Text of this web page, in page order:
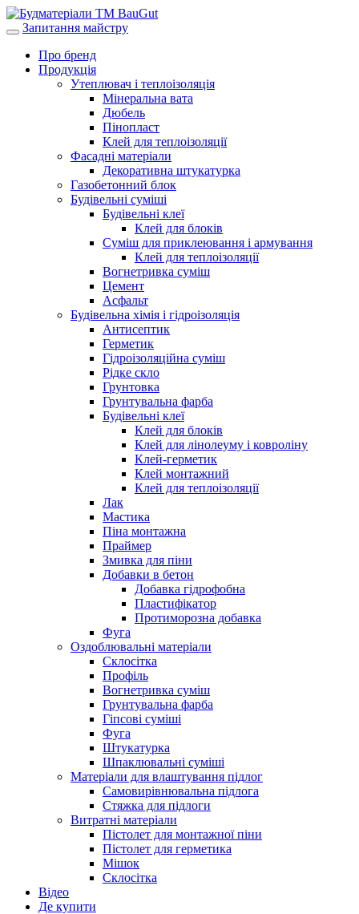
Запитання майстру
Про бренд
Продукція
Утеплювач і теплоізоляція
Мінеральна вата
Дюбель
Пінопласт
Клей для теплоізоляції
Фасадні матеріали
Декоративна штукатурка
Газобетонний блок
Будівельні суміші
Будівельні клеї
Клей для блоків
Суміш для приклеювання і армування
Клей для теплоізоляції
Вогнетривка суміш
Цемент
Асфальт
Будівельна хімія і гідроізоляція
Антисептик
Герметик
Гідроізоляційна суміш
Рідке скло
Грунтовка
Грунтувальна фарба
Будівельні клеї
Клей для блоків
Клей для лінолеуму і ковроліну
Клей-герметик
Клей монтажний
Клей для теплоізоляції
Лак
Мастика
Піна монтажна
Праймер
Змивка для піни
Добавки в бетон
Добавка гідрофобна
Пластифікатор
Протиморозна добавка
Фуга
Оздоблювальні матеріали
Склосітка
Профіль
Вогнетривка суміш
Грунтувальна фарба
Гіпсові суміші
Фуга
Штукатурка
Шпаклювальні суміші
Матеріали для влаштування підлог
Самовирівнювальна підлога
Стяжка для підлоги
Витратні матеріали
Пістолет для монтажної піни
Пістолет для герметика
Мішок
Склосітка
Відео
Де купити